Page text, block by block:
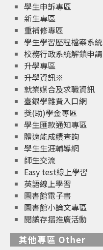
學生申訴專區
新生專區
重補修專區
學生學習歷程檔案系統
校務行政系統解鎖申請
升學專區
升學資訊※
就業媒合及求職資訊
臺銀學雜費入口網
獎(助)學金專區
學生匯款通知專區
體適能成績查詢
學生生涯輔導網
師生交流
Easy test線上學習
英語線上學習
圖書館電子書
圖書館小論文專區
閱讀存摺推廣活動
其他專區 Other